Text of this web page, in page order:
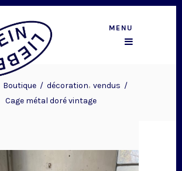
MENU
Boutique / décoration, vendus /
Cage métal doré vintage